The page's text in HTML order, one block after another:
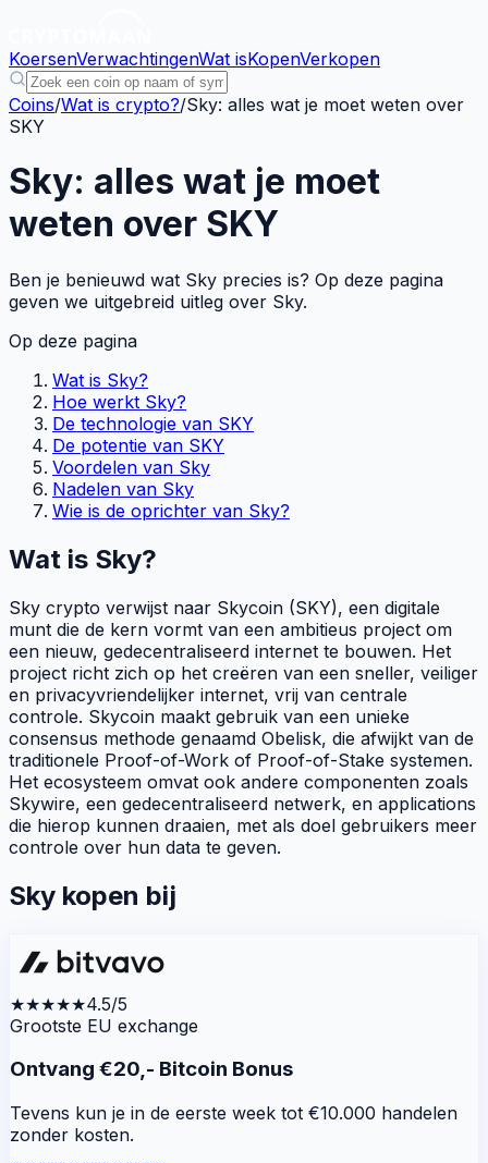
KoersenVerwachtingenWat isKopenVerkopen
Coins/Wat is crypto?/Sky: alles wat je moet weten over
SKY
Sky: alles wat je moet
weten over SKY
Ben je benieuwd wat Sky precies is? Op deze pagina
geven we uitgebreid uitleg over Sky.
Op deze pagina
Wat is Sky?
Hoe werkt Sky?
De technologie van SKY
De potentie van SKY
Voordelen van Sky
Nadelen van Sky
Wie is de oprichter van Sky?
Wat is Sky?
Sky crypto verwijst naar Skycoin (SKY), een digitale
munt die de kern vormt van een ambitieus project om
een nieuw, gedecentraliseerd internet te bouwen. Het
project richt zich op het creëren van een sneller, veiliger
en privacyvriendelijker internet, vrij van centrale
controle. Skycoin maakt gebruik van een unieke
consensus methode genaamd Obelisk, die afwijkt van de
traditionele Proof-of-Work of Proof-of-Stake systemen.
Het ecosysteem omvat ook andere componenten zoals
Skywire, een gedecentraliseerd netwerk, en applications
die hierop kunnen draaien, met als doel gebruikers meer
controle over hun data te geven.
Sky kopen bij
★★★★★4.5/5
Grootste EU exchange
Ontvang €20,- Bitcoin Bonus
Tevens kun je in de eerste week tot €10.000 handelen
zonder kosten.